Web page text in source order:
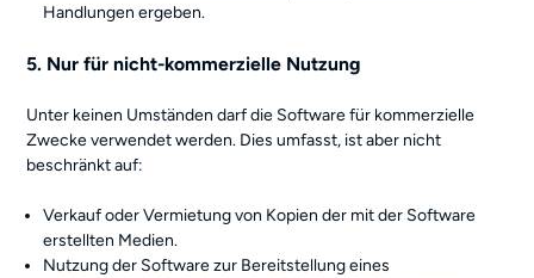
Handlungen ergeben.
5. Nur für nicht-kommerzielle Nutzung
Unter keinen Umständen darf die Software für kommerzielle
Zwecke verwendet werden. Dies umfasst, ist aber nicht
beschränkt auf:
Verkauf oder Vermietung von Kopien der mit der Software
erstellten Medien.
Nutzung der Software zur Bereitstellung eines